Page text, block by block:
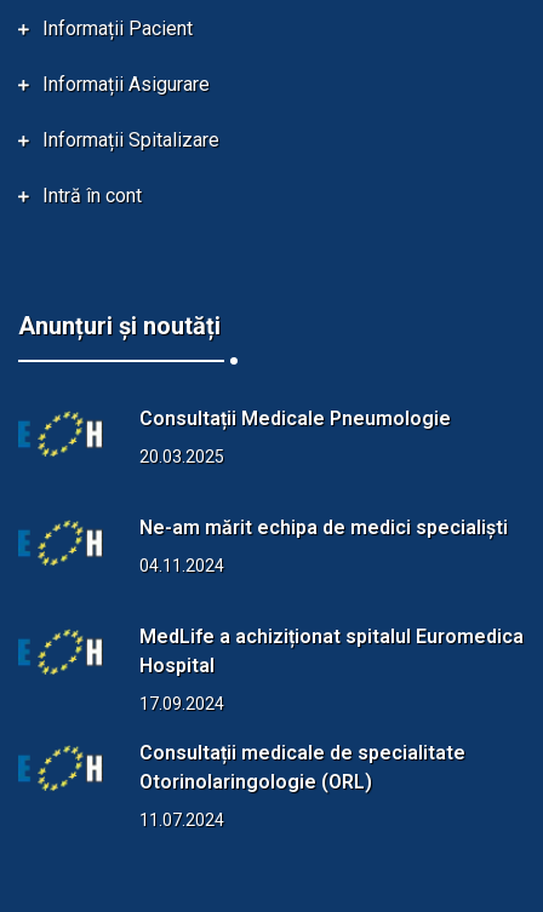
Informații Pacient
Informații Asigurare
Informații Spitalizare
Intră în cont
Anunțuri și noutăți
Consultații Medicale Pneumologie
20.03.2025
Ne-am mărit echipa de medici specialiști
04.11.2024
MedLife a achiziționat spitalul Euromedica
Hospital
17.09.2024
Consultații medicale de specialitate
Otorinolaringologie (ORL)
11.07.2024